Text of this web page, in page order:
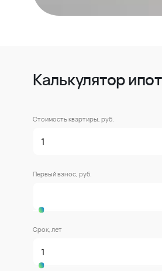
Калькулятор
Стоимость квартиры, руб.
Первый взнос, руб.
Срок, лет